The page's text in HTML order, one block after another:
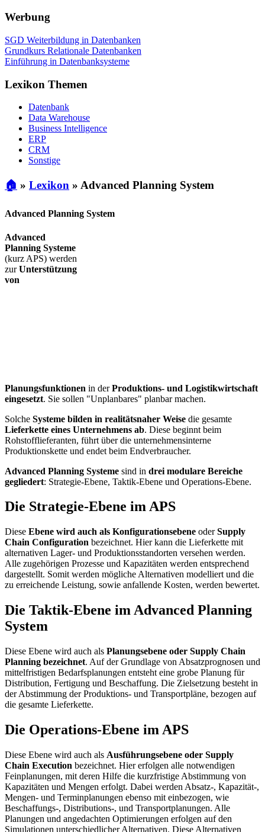
Werbung
SGD Weiterbildung in Datenbanken
Grundkurs Relationale Datenbanken
Einführung in Datenbanksysteme
Lexikon Themen
Datenbank
Data Warehouse
Business Intelligence
ERP
CRM
Sonstige
🏠 » Lexikon » Advanced Planning System
Advanced Planning System
Advanced
Planning Systeme
(kurz APS) werden
zurUnterstützung
von
Planungsfunktionen in derProduktions- und Logistikwirtschaft
eingesetzt. Sie sollen "Unplanbares" planbar machen.
Solche Systeme bilden in realitätsnaher Weise die gesamte
Lieferkette eines Unternehmens ab. Diese beginnt beim
Rohstofflieferanten, führt über die unternehmensinterne
Produktionskette und endet beim Endverbraucher.
Advanced Planning Systeme sind in drei modulare Bereiche
gegliedert: Strategie-Ebene, Taktik-Ebene und Operations-Ebene.
Die Strategie-Ebene im APS
Diese Ebene wird auch als Konfigurationsebene oderSupply
Chain Configuration bezeichnet. Hier kann die Lieferkette mit
alternativen Lager- und Produktionsstandorten versehen werden.
Alle zugehörigen Prozesse und Kapazitäten werden entsprechend
dargestellt. Somit werden mögliche Alternativen modelliert und die
zu erreichende Leistung, sowie anfallende Kosten, werden bewertet.
Die Taktik-Ebene im Advanced Planning
System
Diese Ebene wird auch als Planungsebene oder Supply Chain
Planning bezeichnet. Auf der Grundlage von Absatzprognosen und
mittelfristigen Bedarfsplanungen entsteht eine grobe Planung für
Distribution, Fertigung und Beschaffung. Die Zielsetzung besteht in
der Abstimmung der Produktions- und Transportpläne, bezogen auf
die gesamte Lieferkette.
Die Operations-Ebene im APS
Diese Ebene wird auch als Ausführungsebene oder Supply
Chain Execution bezeichnet. Hier erfolgen alle notwendigen
Feinplanungen, mit deren Hilfe die kurzfristige Abstimmung von
Kapazitäten und Mengen erfolgt. Dabei werden Absatz-, Kapazität-,
Mengen- und Terminplanungen ebenso mit einbezogen, wie
Beschaffungs-, Distributions-, und Transportplanungen. Alle
Planungen und angedachten Optimierungen erfolgen auf den
Simulationen unterschiedlicher Alternativen. Diese Alternativen